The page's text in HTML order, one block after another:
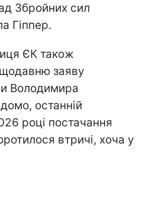
Збройних сил
Гіппер.
ЄК також
заяву
Володимира
останній
році постачання
втричі, хоча у